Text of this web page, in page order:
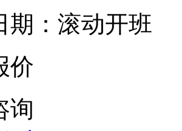
期：滚动开班
价
询